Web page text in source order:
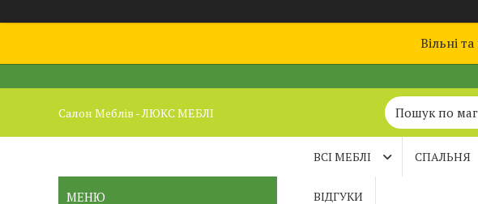
Вільні
Салон Меблів - ЛЮКС МЕБЛІ
ВСІ МЕБЛІ СПАЛЬНЯ
ВІДГУКИ